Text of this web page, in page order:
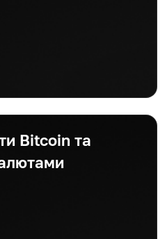
Bitcoin та